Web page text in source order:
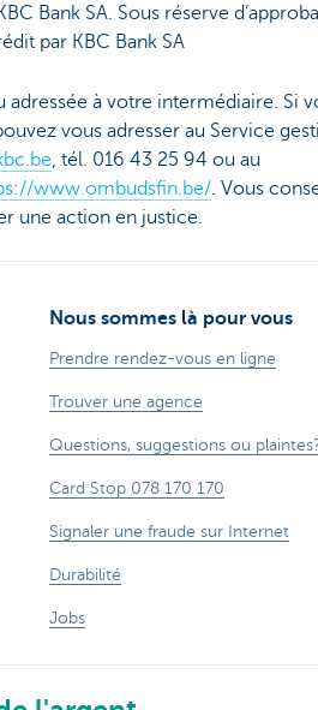
Bank SA. Sous réserve
par KBC Bank SA
à votre intermédiaire. Si
vous adresser au Service
, tél. 016 43 25 94 ou au
www.ombudsfin.be/. Vous
une action en justice.
Nous sommes là pour vous
Prendre rendez-vous en ligne
Trouver une agence
Questions, suggestions ou
Card Stop 078 170 170
Signaler une fraude sur Internet
Durabilité
Jobs